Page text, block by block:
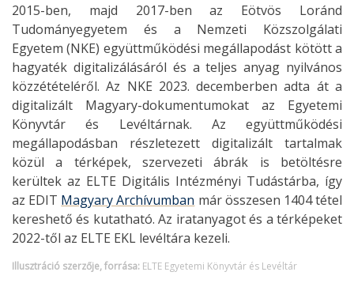
2015-ben, majd 2017-ben az Eötvös Loránd
Tudományegyetem és a Nemzeti Közszolgálati
Egyetem (NKE) együttműködési megállapodást kötött a
hagyaték digitalizálásáról és a teljes anyag nyilvános
közzétételéről. Az NKE 2023. decemberben adta át a
digitalizált Magyary-dokumentumokat az Egyetemi
Könyvtár és Levéltárnak. Az együttműködési
megállapodásban részletezett digitalizált tartalmak
közül a térképek, szervezeti ábrák is betöltésre
kerültek az ELTE Digitális Intézményi Tudástárba, így
az EDIT Magyary Archívumban már összesen 1404 tétel
kereshető és kutatható. Az iratanyagot és a térképeket
2022-től az ELTE EKL levéltára kezeli.
Illusztráció szerzője, forrása: ELTE Egyetemi Könyvtár és Levéltár